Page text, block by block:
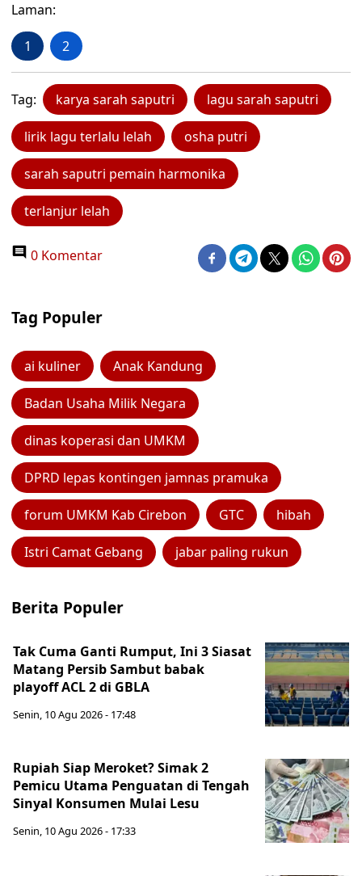
Laman:
1 2
Tag: karya sarah saputri lagu sarah saputri
lirik lagu terlalu lelah osha putri
sarah saputri pemain harmonika
terlanjur lelah
0 Komentar
Tag Populer
ai kuliner Anak Kandung
Badan Usaha Milik Negara
dinas koperasi dan UMKM
DPRD lepas kontingen jamnas pramuka
forum UMKM Kab Cirebon GTC hibah
Istri Camat Gebang jabar paling rukun
Berita Populer
Tak Cuma Ganti Rumput, Ini 3 Siasat
Matang Persib Sambut babak
playoff ACL 2 di GBLA
Senin, 10 Agu 2026 - 17:48
Rupiah Siap Meroket? Simak 2
Pemicu Utama Penguatan di Tengah
Sinyal Konsumen Mulai Lesu
Senin, 10 Agu 2026 - 17:33